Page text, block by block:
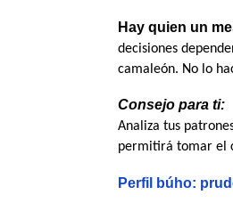
Hay quien un
decisiones
camaleón. No lo
Consejo para ti:
Analiza tus
permitirá tomar el
Perfil búho: